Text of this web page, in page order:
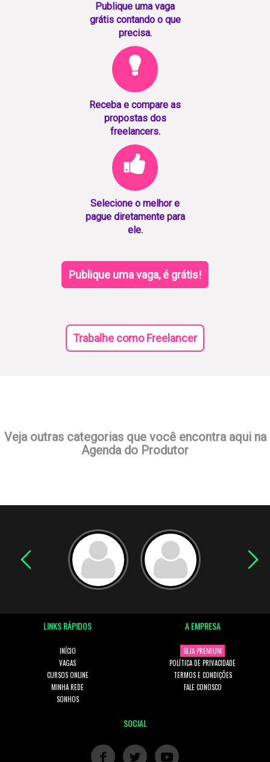
Publique uma vaga
grátis contando o que
precisa.
Receba e compare as
propostas dos
freelancers.
Selecione o melhor e
pague diretamente para
ele.
Publique uma vaga, é grátis!
Trabalhe como Freelancer
Veja outras categorias que você encontra aqui na
Agenda do Produtor
LINKS RÁPIDOS
INÍCIO
VAGAS
CURSOS ONLINE
MINHA REDE
SONHOS
A EMPRESA
SEJA PREMIUM
POLÍTICA DE PRIVACIDADE
TERMOS E CONDIÇÕES
FALE CONOSCO
SOCIAL